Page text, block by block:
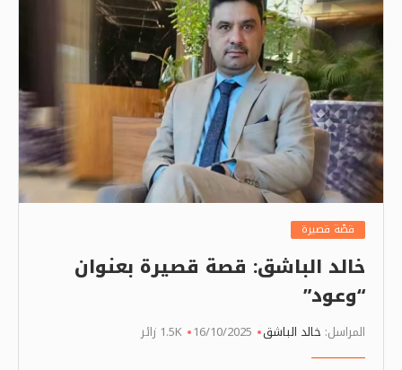
قصّة قصيرة
خالد الباشق: قصة قصيرة بعنوان
“وعود”
المراسل: خالد الباشق 16/10/2025 1.5K زائر